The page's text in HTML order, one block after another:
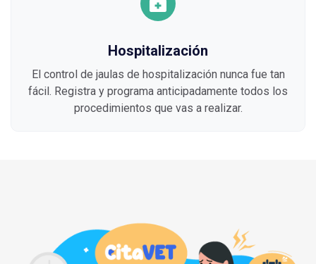
Hospitalización
El control de jaulas de hospitalización nunca fue tan
fácil. Registra y programa anticipadamente todos los
procedimientos que vas a realizar.